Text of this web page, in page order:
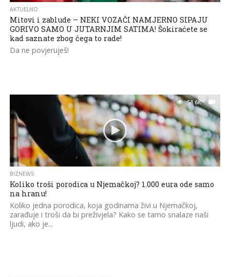
AKTUELNO
Mitovi i zablude – NEKI VOZAČI NAMJERNO SIPAJU
GORIVO SAMO U JUTARNJIM SATIMA! Šokiraćete se
kad saznate zbog čega to rade!
Da ne povjeruješ!
54.6K
BIZNEWS
Koliko troši porodica u Njemačkoj? 1.000 eura ode samo
na hranu!
Koliko jedna porodica, koja godinama živi u Njemačkoj,
zarađuje i troši da bi preživjela? Kako se tamo snalaze naši
ljudi, ako je...